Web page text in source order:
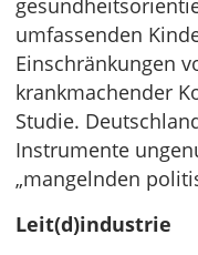
umfassenden
Einschränkungen
krankmachender
Studie.
Instrumente
„mangelnden
Leit(d)industrie